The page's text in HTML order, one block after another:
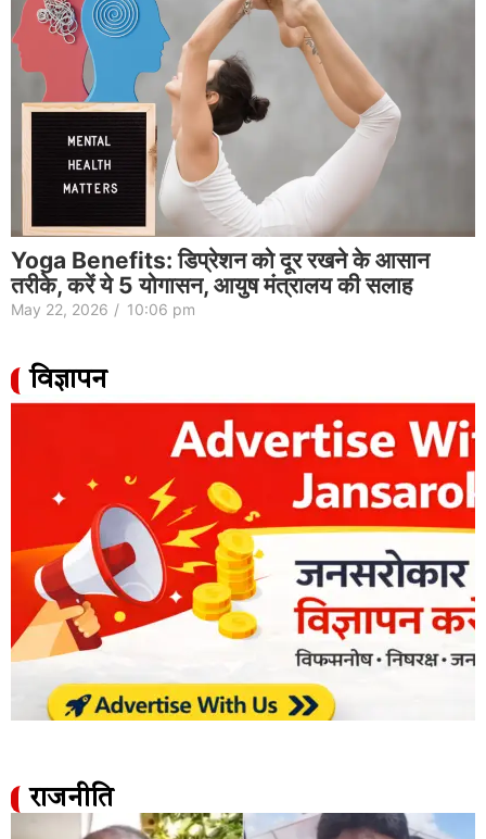
Yoga Benefits: डिप्रेशन को दूर रखने के आसान
तरीके, करें ये 5 योगासन, आयुष मंत्रालय की सलाह
May 22, 2026 / 10:06 pm
विज्ञापन
राजनीति